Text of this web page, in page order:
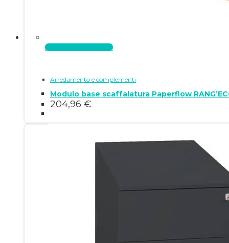
Aggiungi al carrello
Arredamento e complementi
Modulo base scaffalatura Paperflow
204,96 €